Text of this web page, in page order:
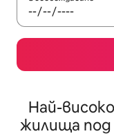
Най-
жилища под